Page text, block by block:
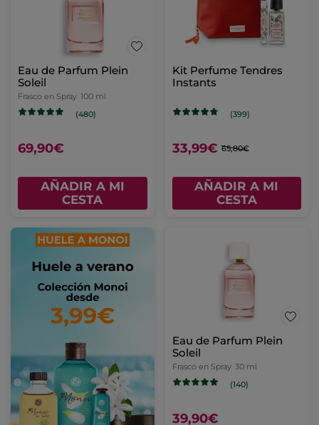
Eau de Parfum Plein
Soleil
Frasco en Spray 100 ml
(480)
69,90€
AÑADIR A MI
CESTA
Kit Perfume Tendres
Instants
(399)
33,99€ 65,80€
AÑADIR A MI
CESTA
Eau de Parfum Plein
Soleil
Frasco en Spray 30 ml
(140)
39,90€